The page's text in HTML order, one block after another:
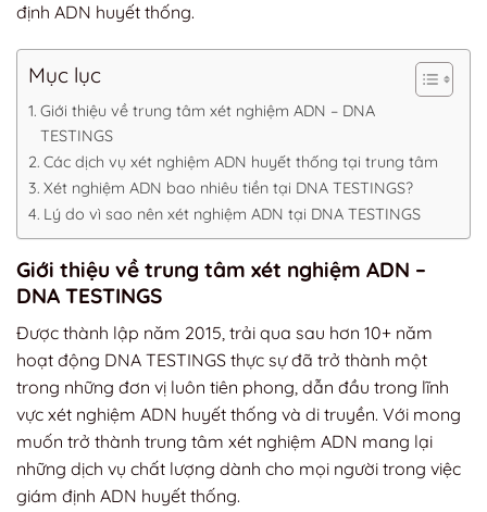
định ADN huyết thống.
Mục lục
Giới thiệu về trung tâm xét nghiệm ADN – DNA
TESTINGS
Các dịch vụ xét nghiệm ADN huyết thống tại trung tâm
Xét nghiệm ADN bao nhiêu tiền tại DNA TESTINGS?
Lý do vì sao nên xét nghiệm ADN tại DNA TESTINGS
Giới thiệu về trung tâm xét nghiệm ADN –
DNA TESTINGS
Được thành lập năm 2015, trải qua sau hơn 10+ năm
hoạt động DNA TESTINGS thực sự đã trở thành một
trong những đơn vị luôn tiên phong, dẫn đầu trong lĩnh
vực xét nghiệm ADN huyết thống và di truyền. Với mong
muốn trở thành trung tâm xét nghiệm ADN mang lại
những dịch vụ chất lượng dành cho mọi người trong việc
giám định ADN huyết thống.